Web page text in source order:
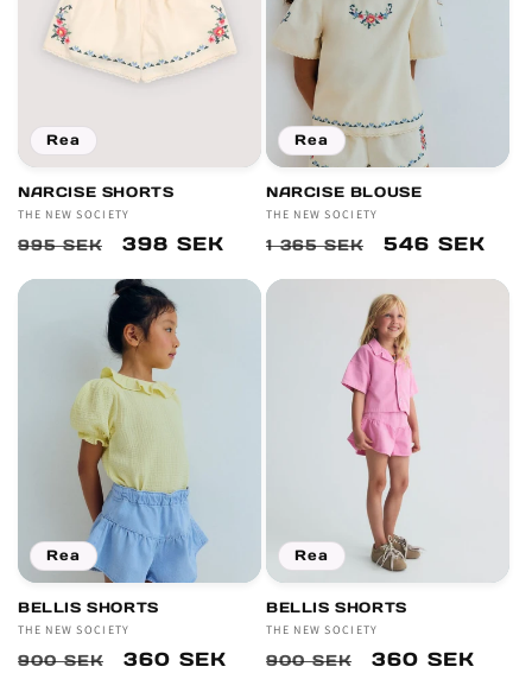
Rea
NARCISE SHORTS
Säljare:
THE NEW SOCIETY
Ordinarie
995 SEK Försäljningspris
398 SEK
Rea
NARCISE BLOUSE
Säljare:
THE NEW SOCIETY
Ordinarie
1 365 SEK 546 SEK
Rea
BELLIS SHORTS
Säljare:
THE NEW SOCIETY
Ordinarie
900 SEK Försäljningspris
360 SEK
Rea
BELLIS SHORTS
Säljare:
THE NEW SOCIETY
Ordinarie
900 SEK 360 SEK